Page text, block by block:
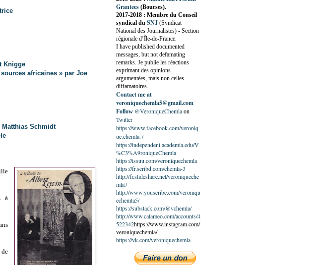
Knigge
africaines » par Joe
Matthias Schmidt
à
Grantees (Bourses).
2017-2018 : Membre du Conseil
syndical du SNJ (Syndicat
National des Journalistes) - Section
régionale d’Île-de-France.
I have published documented
messages, but not defamating
remarks. Je publie les réactions
exprimant des opinions
argumentées, mais non celles
diffamatoires.
Contact me at
veroniquechemla5@gmail.com
Follow @VeroniqueChemlaon
Twitter
https://www.facebook.com/veroniq
ue.chemla.7
https://independent.academia.edu/V
%C3%A9roniqueChemla
https://issuu.com/veroniquechemla
https://fr.scribd.com/chemla-3
http://fr.slideshare.net/veroniqueche
mla7
http://www.youscribe.com/veroniqu
echemla5/
https://substack.com/@vchemla/
http://www.calameo.com/accounts/4
522342https://www.instagram.com/
veroniquechemla/
https://vk.com/veroniquechemla